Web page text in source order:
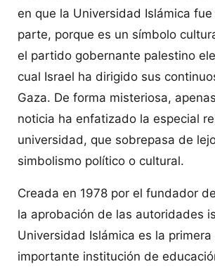
en que la Universidad Islámica
parte, porque es un símbolo
el partido gobernante palestino
cual Israel ha dirigido sus
Gaza. De forma misteriosa,
noticia ha enfatizado la especial
universidad, que sobrepasa de
simbolismo político o cultural.
Creada en 1978 por el fundador
la aprobación de las autoridades
Universidad Islámica es la primera
importante institución de